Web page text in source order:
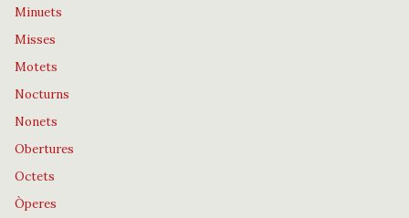
Minuets
Misses
Motets
Nocturns
Nonets
Obertures
Octets
Òperes